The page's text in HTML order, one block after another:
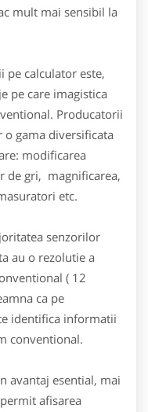
mult mai sensibil la
pe calculator este,
pe care imagistica
Producatorii
gama diversificata
modificarea
de gri, magnificarea,
etc.
senzorilor
au o rezolutie a
( 12
ca pe
identifica informatii
conventional.
avantaj esential, mai
afisarea